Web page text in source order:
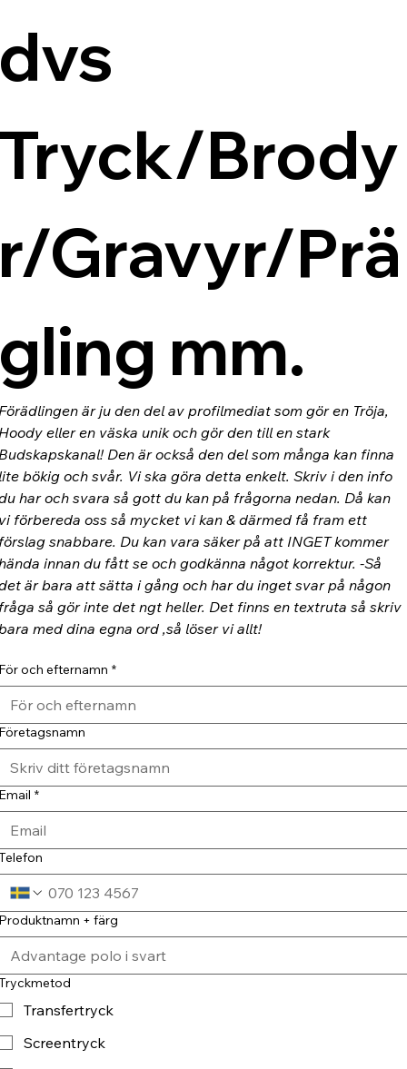
Brody
Gravyr/Prä
mm.
är ju den del av profilmediat som gör en Tröja,
eller en väska unik och gör den till en stark
Den är också den del som många kan finna
bökig och svår. Vi ska göra detta enkelt. Skriv i den info
har och svara så gott du kan på frågorna nedan. Då kan
förbereda oss så mycket vi kan & därmed få fram ett
snabbare. Du kan vara säker på att INGET kommer
innan du fått se och godkänna något korrektur. -Så
är bara att sätta i gång och har du inget svar på någon
så gör inte det ngt heller. Det finns en textruta så skriv
med dina egna ord ,så löser vi allt!
och efternamn *
*
+ färg
Transfertryck
Screentryck